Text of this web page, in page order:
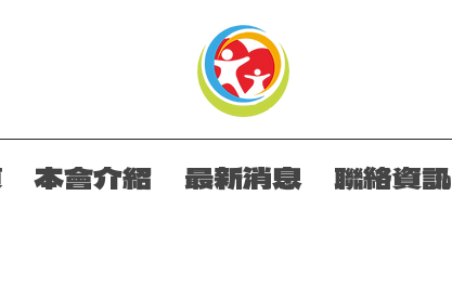
本會介紹 最新消息 聯絡資訊